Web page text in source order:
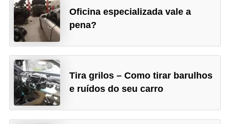
Oficina especializada vale a
pena?
Tira grilos – Como tirar barulhos
e ruídos do seu carro